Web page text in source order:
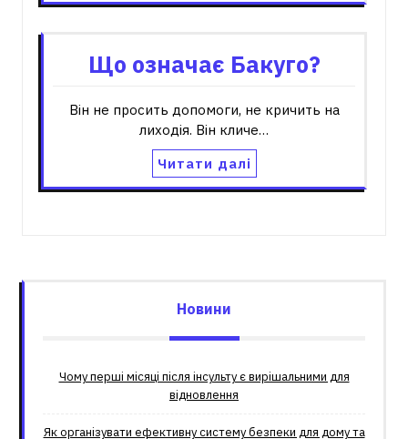
Що означає Бакуго?
Він не просить допомоги, не кричить на
лиходія. Він кличе…
Читати далі
Новини
Чому перші місяці після інсульту є вирішальними для
відновлення
Як організувати ефективну систему безпеки для дому та